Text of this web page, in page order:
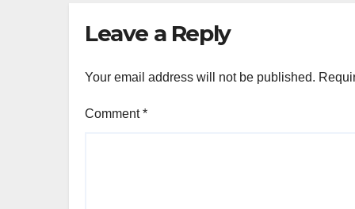
Leave a Reply
Your email address will not be published.
Comment*